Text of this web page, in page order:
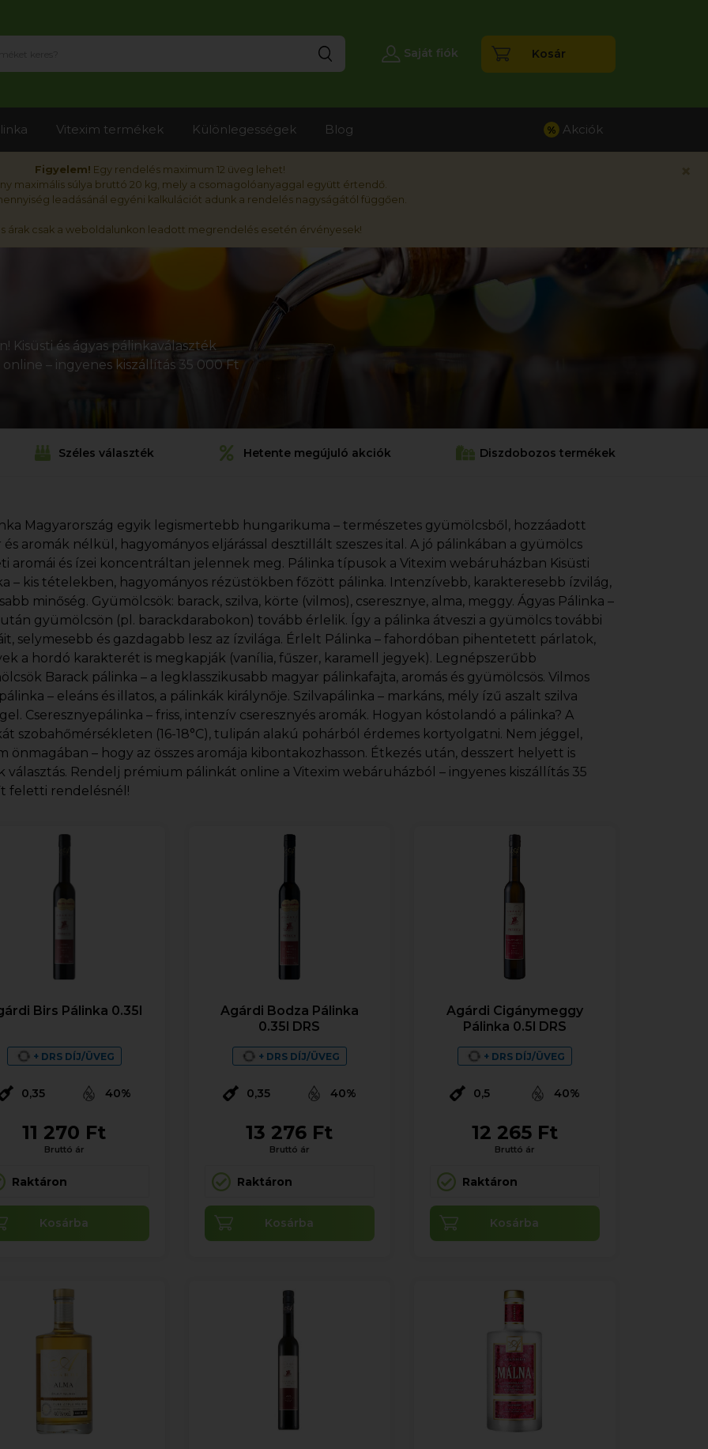
Figyelem! Egy rendelés maximum 12 üveg lehet!
maximális súlya bruttó 20 kg, mely a csomagolóanyaggal együtt értendő.
leadásánál egyéni kalkulációt adunk a rendelés nagyságától függően.
árak csak a weboldalunkon leadott megrendelés esetén érvényesek!
Saját fiók Kosár
Vitexim termékek Különlegességek Blog % Akciók
és ágyas pálinkaválaszték
– ingyenes kiszállítás 35 000 Ft
Széles választék Hetente megújuló akciók Diszdobozos termékek
Magyarország egyik legismertebb hungarikuma – természetes gyümölcsből, hozzáadott
aromák nélkül, hagyományos eljárással desztillált szeszes ital. A jó pálinkában a gyümölcs
aromái és ízei koncentráltan jelennek meg. Pálinka típusok a Vitexim webáruházban Kisüsti
– kis tételekben, hagyományos rézüstökben főzött pálinka. Intenzívebb, karakteresebb ízvilág,
minőség. Gyümölcsök: barack, szilva, körte (vilmos), cseresznye, alma, meggy. Ágyas Pálinka –
gyümölcsön (pl. barackdarabokon) tovább érlelik. Így a pálinka átveszi a gyümölcs további
selymesebb és gazdagabb lesz az ízvilága. Érlelt Pálinka – fahordóban pihentetett párlatok,
a hordó karakterét is megkapják (vanília, fűszer, karamell jegyek). Legnépszerűbb
Barack pálinka – a legklasszikusabb magyar pálinkafajta, aromás és gyümölcsös. Vilmos
– eleáns és illatos, a pálinkák királynője. Szilvapálinka – markáns, mély ízű aszalt szilva
Cseresznyepálinka – friss, intenzív cseresznyés aromák. Hogyan kóstolandó a pálinka? A
szobahőmérsékleten (16-18°C), tulipán alakú pohárból érdemes kortyolgatni. Nem jéggel,
önmagában – hogy az összes aromája kibontakozhasson. Étkezés után, desszert helyett is
választás. Rendelj prémium pálinkát online a Vitexim webáruházból – ingyenes kiszállítás 35
feletti rendelésnél!
Birs Pálinka 0.35l
+ DRS DÍJ/ÜVEG
0,35 40%
11 270 Ft
Bruttó ár
Raktáron
Kosárba
Agárdi Bodza Pálinka
0.35l DRS
+ DRS DÍJ/ÜVEG
0,35 40%
13 276 Ft
Bruttó ár
Raktáron
Kosárba
Agárdi Cigánymeggy
Pálinka 0.5l DRS
+ DRS DÍJ/ÜVEG
0,5 40%
12 265 Ft
Bruttó ár
Raktáron
Kosárba